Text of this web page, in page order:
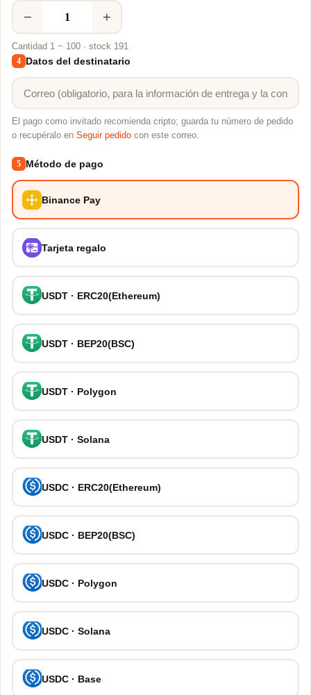
− +
Cantidad 1 ~ 100 · stock 191
4 Datos del destinatario
El pago como invitado recomienda cripto; guarda tu número de pedido
o recupéralo en Seguir pedido con este correo.
5 Método de pago
Binance Pay
Tarjeta regalo
USDT · ERC20(Ethereum)
USDT · BEP20(BSC)
USDT · Polygon
USDT · Solana
USDC · ERC20(Ethereum)
USDC · BEP20(BSC)
USDC · Polygon
USDC · Solana
USDC · Base